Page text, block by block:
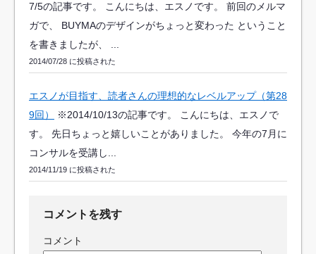
7/5の記事です。 こんにちは、エスノです。 前回のメルマ
ガで、 BUYMAのデザインがちょっと変わった ということ
を書きましたが、 ...
2014/07/28 に投稿された
エスノが目指す、読者さんの理想的なレベルアップ（第28
9回）
※2014/10/13の記事です。 こんにちは、エスノで
す。 先日ちょっと嬉しいことがありました。 今年の7月に
コンサルを受講し...
2014/11/19 に投稿された
コメントを残す
コメント